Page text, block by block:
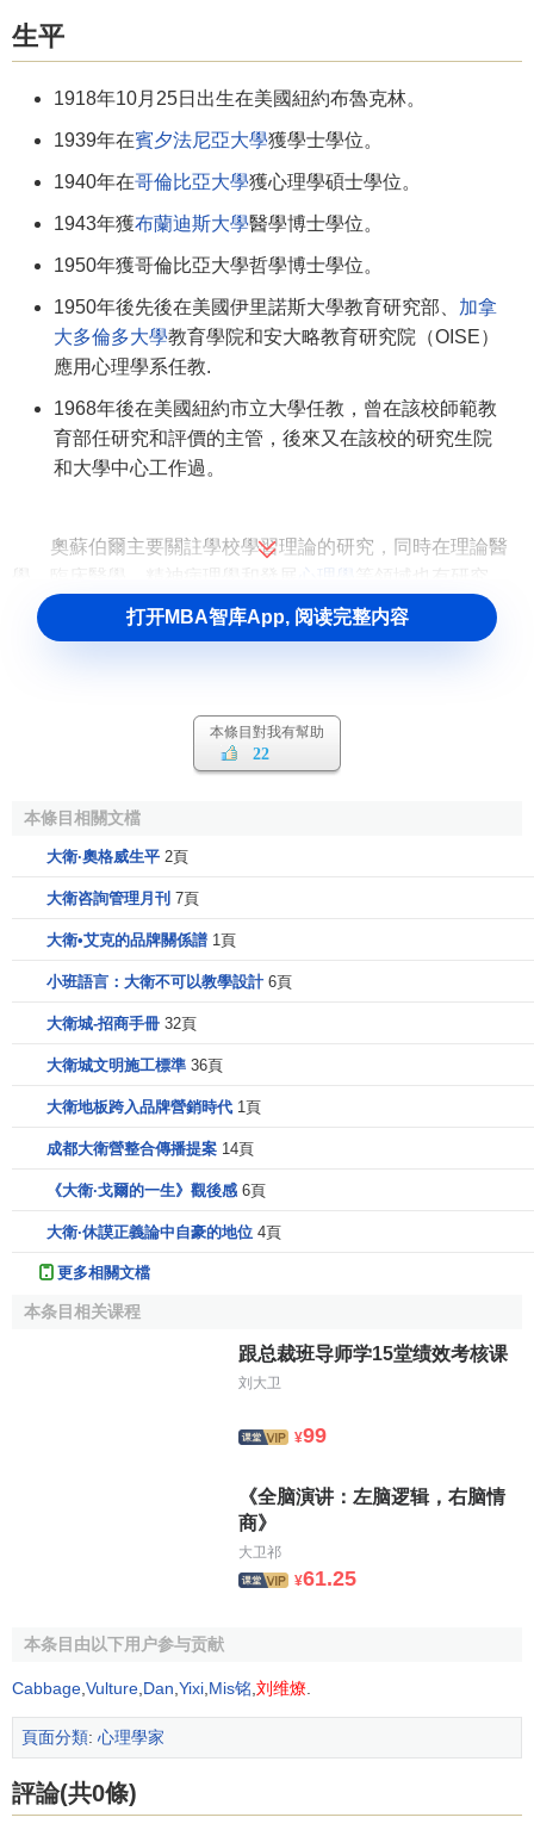
生平
1918年10月25日出生在美國紐約布魯克林。
1939年在賓夕法尼亞大學獲學士學位。
1940年在哥倫比亞大學獲心理學碩士學位。
1943年獲布蘭迪斯大學醫學博士學位。
1950年獲哥倫比亞大學哲學博士學位。
1950年後先後在美國伊里諾斯大學教育研究部、 加拿
大多倫多大學教育學院和安大略教育研究院（OISE）
應用心理學系任教.
1968年後在美國紐約市立大學任教，曾在該校師範教
育部任研究和評價的主管，後來又在該校的研究生院
和大學中心工作過。
奧蘇伯爾主要關註學校學習理論的研究，同時在理論醫
他曾在美國心理學會、美國教育協會、美國醫學協會、全國
科學院農業教育部、白宮吸毒問題研究小組、生物學課程研
大衛·奧蘇伯爾主要著作
他的主要代表著作有：
《自我發展與個性失調（Ego Development and the
Personality Disorders）》（1952）；
《青少年發展的理論與問題（Theory and Problems of
時與人合作）；
《兒童發展的理論與問題（Theory and Problems of
Child Development）》（1958）；
《意義言語學習心理學（The Psychology of
Meaningful Verbal Learning）》（1963）；
《教育心理學：一種認知觀（Educational
第二版時與人合作）；
《學校學習：教育心理學導論（School Learning：An
Introduction to Educational Psychology）》（1969，
與精神障礙（Ego Psychology and
打开MBA智库App, 阅读完整内容
本條目對我有幫助
22
本條目相關文檔
大衛·奧格威生平 2頁
大衛咨詢管理月刊 7頁
大衛•艾克的品牌關係譜 1頁
小班語言：大衛不可以教學設計 6頁
大衛城-招商手冊 32頁
大衛城文明施工標準 36頁
大衛地板跨入品牌營銷時代 1頁
成都大衛營整合傳播提案 14頁
《大衛·戈爾的一生》觀後感 6頁
大衛·休謨正義論中自豪的地位 4頁
更多相關文檔
本条目相关课程
跟总裁班导师学15堂绩效考核课
刘大卫
¥99
《全脑演讲：左脑逻辑，右脑情
商》
大卫祁
¥61.25
本条目由以下用户参与贡献
Cabbage Vulture Dan Yixi Mis铭 刘维燎
頁面分類: 心理學家
評論(共0條)